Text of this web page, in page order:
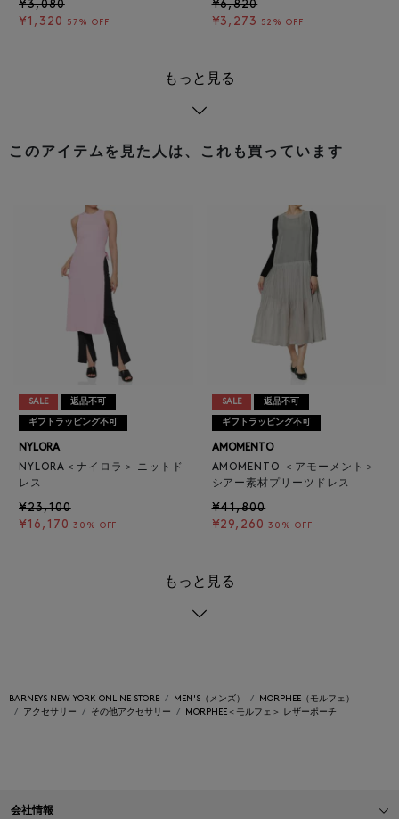
¥3,080
¥1,320
57% OFF
¥6,820
¥3,273
52% OFF
もっと見る
このアイテムを見た人は、これも買っています
SALE 返品不可
ギフトラッピング不可
NYLORA
NYLORA＜ナイロラ＞ ニットド
レス
¥23,100
¥16,170 30% OFF
SALE 返品不可
ギフトラッピング不可
AMOMENTO
AMOMENTO ＜アモーメント＞
シアー素材プリーツドレス
¥41,800
¥29,260 30% OFF
もっと見る
BARNEYS NEW YORK ONLINE STORE MEN'S（メンズ）
MORPHEE（モルフェ）
アクセサリー
その他アクセサリー MORPHEE＜モルフェ＞ レザーポーチ
会社情報